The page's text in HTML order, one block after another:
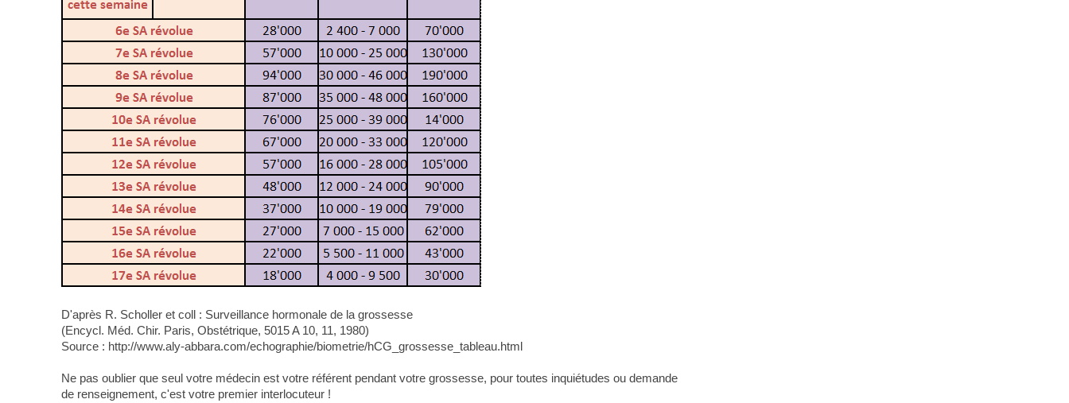
D'après R. Scholler et coll : Surveillance hormonale de la grossesse
(Encycl. Méd. Chir. Paris, Obstétrique, 5015 A 10, 11, 1980)
Source : http://www.aly-abbara.com/echographie/biometrie/hCG_grossesse_tableau.html
Ne pas oublier que seul votre médecin est votre référent pendant votre grossesse, pour toutes inquiétudes ou demande
de renseignement, c'est votre premier interlocuteur !